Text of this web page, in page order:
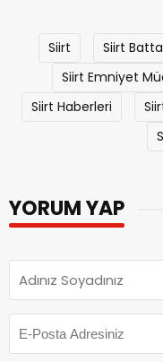
Siirt Siirt
Siirt Emniyet
Siirt Haberleri
YORUM YAP